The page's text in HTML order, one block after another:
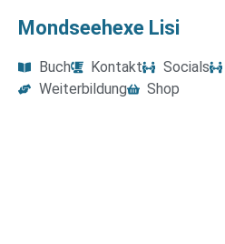
Mondseehexe Lisi
Buch Kontakt Socials
Weiterbildung
Shop